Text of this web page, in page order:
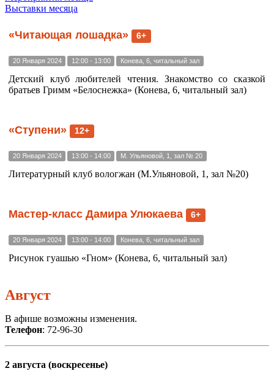
Выставки месяца
«Читающая лошадка» 6+
20 Января 2024 12:00 - 13:00 Конева, 6, читальный зал
Детский клуб любителей чтения. Знакомство со сказкой
братьев Гримм «Белоснежка» (Конева, 6, читальный зал)
«Ступени» 12+
20 Января 2024 13:00 - 14:00 М. Ульяновой, 1, зал № 20
Литературный клуб вологжан (М.Ульяновой, 1, зал №20)
Мастер-класс Дамира Улюкаева 6+
20 Января 2024 13:00 - 14:00 Конева, 6, читальный зал
Рисунок гуашью «Гном» (Конева, 6, читальный зал)
Август
В афише возможны изменения.
Телефон: 72-96-30
2 августа (воскресенье)